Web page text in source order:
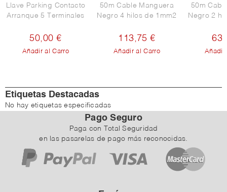
Llave Parking Contacto
Arranque 5 Terminales
50,00 €
Añadir al Carro
50m Cable Manguera
Negro 4 hilos de 1mm2
113,75 €
Añadir al Carro
50m
Negro 2
Añadir
Etiquetas Destacadas
No hay etiquetas especificadas
Pago Seguro
Paga con Total Seguridad
en las pasarelas de pago más reconocidas.